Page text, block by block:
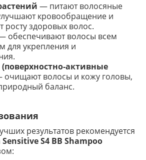
— питают волосяные
кровообращение и
росту здоровых волос.
обеспечивают волосы всем
для укрепления и
активные
волосы и кожу головы,
баланс.
результатов рекомендуется
Sensitive S4 BB Shampoo